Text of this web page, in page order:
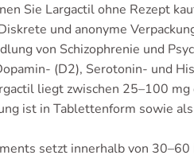
Sie Largactil ohne Rezept
und anonyme
von Schizophrenie und
(D2), Serotonin- und
liegt zwischen 25–100
ist in Tablettenform sowie
setzt innerhalb von 30–60